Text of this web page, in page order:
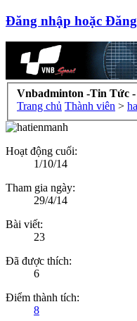
Đăng nhập hoặc
Vnbadminton -Tin Tức
Trang chủ Thành viên >
Hoạt động cuối:
1/10/14
Tham gia ngày:
29/4/14
Bài viết:
23
Đã được thích:
6
Điểm thành tích:
8